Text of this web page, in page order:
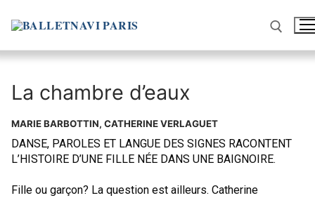
La chambre d’eaux
MARIE BARBOTTIN, CATHERINE VERLAGUET
DANSE, PAROLES ET LANGUE DES SIGNES RACONTENT
L’HISTOIRE D’UNE FILLE NÉE DANS UNE BAIGNOIRE.
Fille ou garçon? La question est ailleurs. Catherine